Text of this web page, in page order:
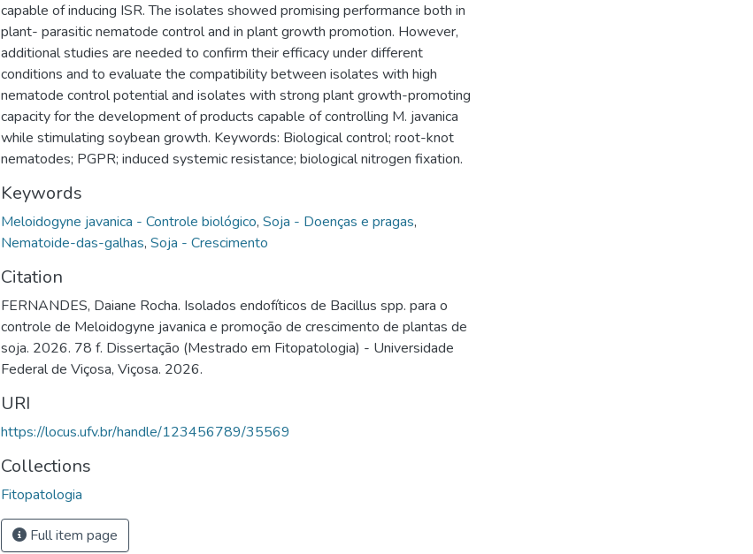
capable of inducing ISR. The isolates showed promising performance both in
plant- parasitic nematode control and in plant growth promotion. However,
additional studies are needed to confirm their efficacy under different
conditions and to evaluate the compatibility between isolates with high
nematode control potential and isolates with strong plant growth-promoting
capacity for the development of products capable of controlling M. javanica
while stimulating soybean growth. Keywords: Biological control; root-knot
nematodes; PGPR; induced systemic resistance; biological nitrogen fixation.
Keywords
Meloidogyne javanica - Controle biológico, Soja - Doenças e pragas,
Nematoide-das-galhas, Soja - Crescimento
Citation
FERNANDES, Daiane Rocha. Isolados endofíticos de Bacillus spp. para o
controle de Meloidogyne javanica e promoção de crescimento de plantas de
soja. 2026. 78 f. Dissertação (Mestrado em Fitopatologia) - Universidade
Federal de Viçosa, Viçosa. 2026.
URI
https://locus.ufv.br/handle/123456789/35569
Collections
Fitopatologia
Full item page